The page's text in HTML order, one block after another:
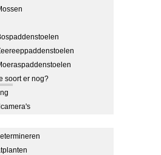
soort er nog?